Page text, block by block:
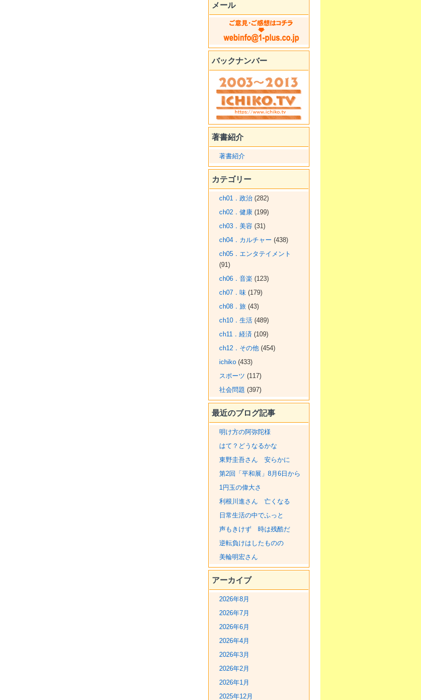
メール
バックナンバー
著書紹介
著書紹介
カテゴリー
ch01．政治(282)
ch02．健康(199)
ch03．美容(31)
ch04．カルチャー (438)
ch05．エンタテイメント
(91)
ch06．音楽(123)
ch07．味(179)
ch08．旅(43)
ch10．生活(489)
ch11．経済 (109)
ch12．その他(454)
ichiko(433)
スポーツ (117)
社会問題 (397)
最近のブログ記事
明け方の阿弥陀様
はて？どうなるかな
東野圭吾さん 安らかに
第2回「平和展」8月6日から
1円玉の偉大さ
利根川進さん 亡くなる
日常生活の中でふっと
声もきけず 時は残酷だ
逆転負けはしたものの
美輪明宏さん
アーカイブ
2026年8月
2026年7月
2026年6月
2026年4月
2026年3月
2026年2月
2026年1月
2025年12月